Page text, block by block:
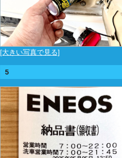
[大きい写真で見る]
5